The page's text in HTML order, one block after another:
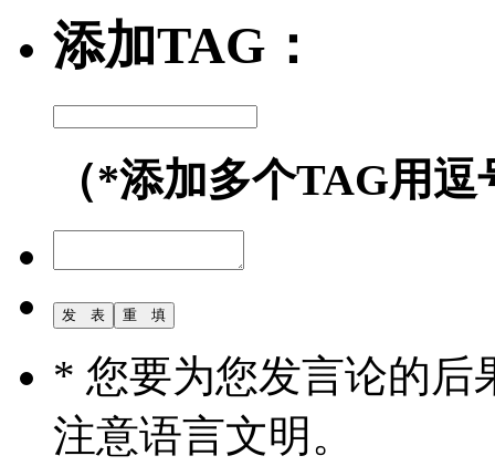
添加TAG：
（*添加多个TAG用
* 您要为您发言论的后
注意语言文明。